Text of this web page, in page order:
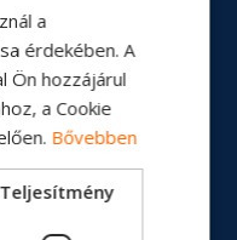
Ecotorq
2600 DD AMT (17,03
a
érdekében. A
Ön hozzájárul
a Cookie
Bővebben
Teljesítmény